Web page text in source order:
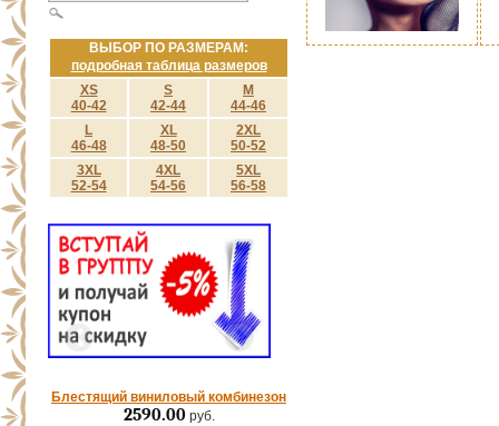
ВЫБОР ПО РАЗМЕРАМ:
подробная таблица размеров
XS
40-42
S
42-44
M
44-46
L
46-48
XL
48-50
2XL
50-52
3XL
52-54
4XL
54-56
5XL
56-58
Блестящий виниловый комбинезон
2590.00руб.